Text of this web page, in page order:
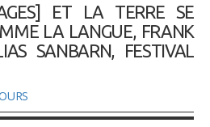
ET LA TERRE SE
LA LANGUE, FRANK
SANBARN, FESTIVAL